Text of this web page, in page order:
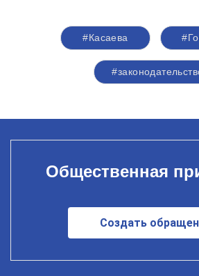
#Касаева
Общественная
Создать